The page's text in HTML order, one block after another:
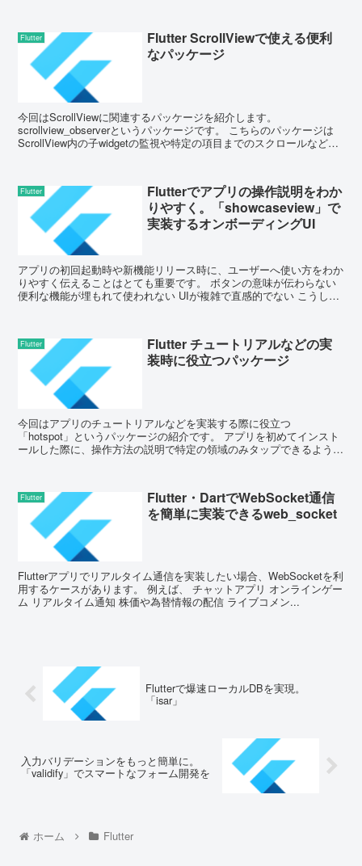
Flutter
Flutter ScrollViewで使える便利
なパッケージ
今回はScrollViewに関連するパッケージを紹介します。
scrollview_observerというパッケージです。 こちらのパッケージは
ScrollView内の子widgetの監視や特定の項目までのスクロールなど、
Flutter
Flutterでアプリの操作説明をわか
りやすく。「showcaseview」で
実装するオンボーディングUI
アプリの初回起動時や新機能リリース時に、ユーザーへ使い方をわか
りやすく伝えることはとても重要です。 ボタンの意味が伝わらない
便利な機能が埋もれて使われない UIが複雑で直感的でない こうした
Flutter
Flutter チュートリアルなどの実
装時に役立つパッケージ
今回はアプリのチュートリアルなどを実装する際に役立つ
「hotspot」というパッケージの紹介です。 アプリを初めてインスト
ールした際に、操作方法の説明で特定の領域のみタップできるような
Flutter
Flutter・DartでWebSocket通信
を簡単に実装できるweb_socket
Flutterアプリでリアルタイム通信を実装したい場合、WebSocketを利
用するケースがあります。 例えば、 チャットアプリ オンラインゲー
ム リアルタイム通知 株価や為替情報の配信 ライブコメン...
Flutterで爆速ローカルDBを実現。
「isar」
入力バリデーションをもっと簡単に。
「validify」でスマートなフォーム開発を
ホーム Flutter